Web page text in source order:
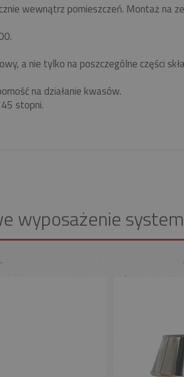
wewnątrz pomieszczeń. Montaż na
a nie tylko na poszczególne części
na działanie kwasów.
stopni.
wyposażenie